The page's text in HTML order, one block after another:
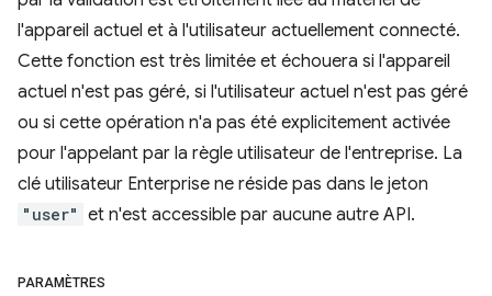
l'appareil actuel et à l'utilisateur actuellement connecté.
Cette fonction est très limitée et échouera si l'appareil
actuel n'est pas géré, si l'utilisateur actuel n'est pas géré
ou si cette opération n'a pas été explicitement activée
pour l'appelant par la règle utilisateur de l'entreprise. La
clé utilisateur Enterprise ne réside pas dans le jeton
"user" et n'est accessible par aucune autre API.
PARAMÈTRES